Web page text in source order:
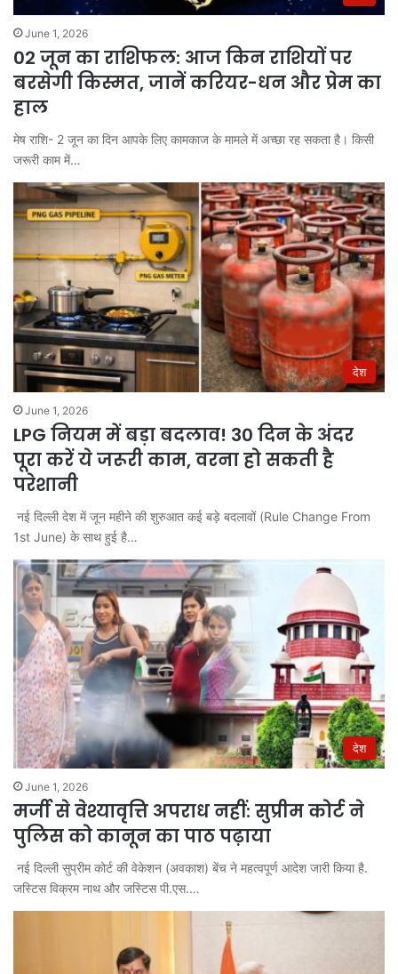
June 1, 2026
02 जून का राशिफल: आज किन राशियों पर
बरसेगी किस्मत, जानें करियर-धन और प्रेम का
हाल
मेष राशि- 2 जून का दिन आपके लिए कामकाज के मामले में अच्छा रह सकता है। किसी
जरूरी काम में…
देश
June 1, 2026
LPG नियम में बड़ा बदलाव! 30 दिन के अंदर
पूरा करें ये जरूरी काम, वरना हो सकती है
परेशानी
नई दिल्ली देश में जून महीने की शुरुआत कई बड़े बदलावों (Rule Change From
1st June) के साथ हुई है…
देश
June 1, 2026
मर्जी से वेश्यावृत्ति अपराध नहीं: सुप्रीम कोर्ट ने
पुलिस को कानून का पाठ पढ़ाया
नई दिल्ली सुप्रीम कोर्ट की वेकेशन (अवकाश) बेंच ने महत्वपूर्ण आदेश जारी किया है.
जस्टिस विक्रम नाथ और जस्टिस पी.एस.…